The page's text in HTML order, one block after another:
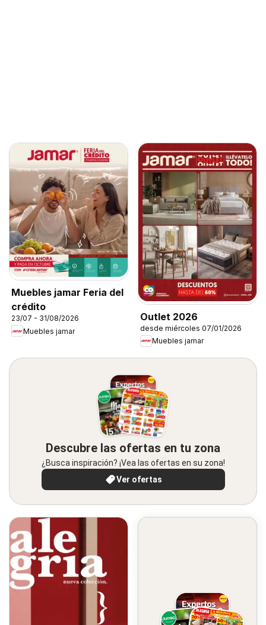
Muebles jamar Feria del
crédito
23/07 - 31/08/2026
Muebles jamar
Outlet 2026
desde miércoles 07/01/2026
Muebles jamar
Descubre las ofertas en tu zona
¿Busca inspiración? ¡Vea las ofertas en su zona!
Ver ofertas